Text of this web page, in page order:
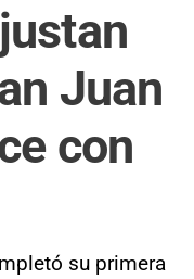
Juan
con
su primera